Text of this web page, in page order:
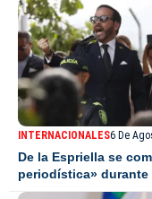
INTERNACIONALES6 De
De la Espriella se
periodística» durante